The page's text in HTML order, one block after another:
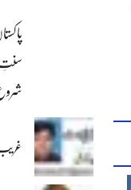
سنتِ